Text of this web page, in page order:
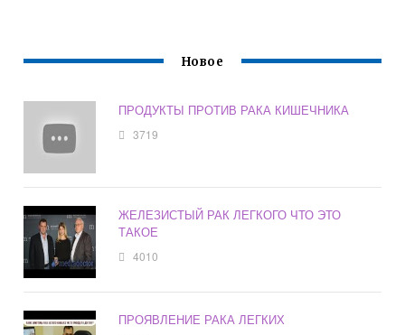
Новое
ПРОДУКТЫ ПРОТИВ РАКА КИШЕЧНИКА
3719
ЖЕЛЕЗИСТЫЙ РАК ЛЕГКОГО ЧТО ЭТО
ТАКОЕ
4010
ПРОЯВЛЕНИЕ РАКА ЛЕГКИХ